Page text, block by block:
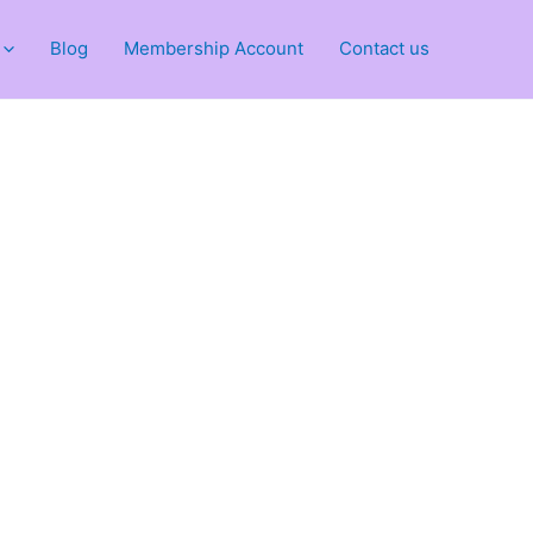
Blog Membership Account Contact us